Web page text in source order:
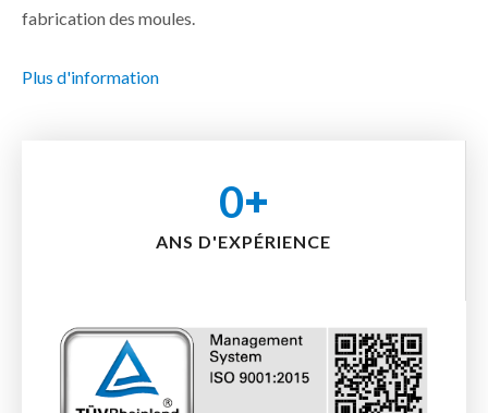
fabrication des moules.
Plus d'information
0+
ANS D'EXPÉRIENCE